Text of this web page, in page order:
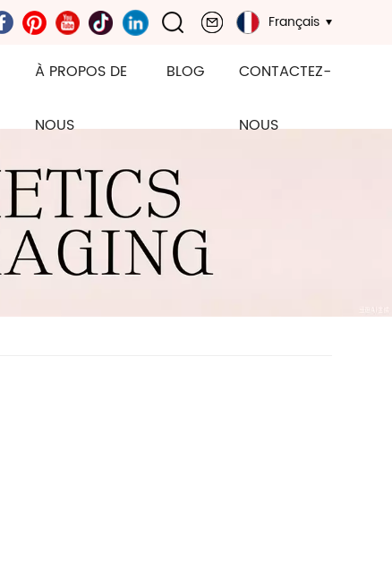
Français
À PROPOS DE
NOUS
BLOG CONTACTEZ-
NOUS